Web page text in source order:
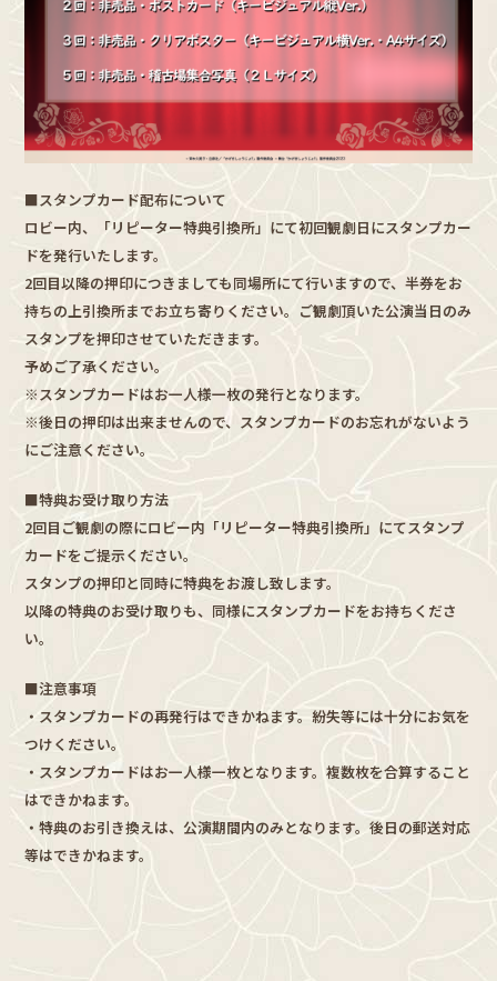
■スタンプカード配布について
ロビー内、「リピーター特典引換所」にて初回観劇日にスタンプカー
ドを発行いたします。
2回目以降の押印につきましても同場所にて行いますので、半券をお
持ちの上引換所までお立ち寄りください。ご観劇頂いた公演当日のみ
スタンプを押印させていただきます。
予めご了承ください。
※スタンプカードはお一人様一枚の発行となります。
※後日の押印は出来ませんので、スタンプカードのお忘れがないよう
にご注意ください。
■特典お受け取り方法
2回目ご観劇の際にロビー内「リピーター特典引換所」にてスタンプ
カードをご提示ください。
スタンプの押印と同時に特典をお渡し致します。
以降の特典のお受け取りも、同様にスタンプカードをお持ちくださ
い。
■注意事項
・スタンプカードの再発行はできかねます。紛失等には十分にお気を
つけください。
・スタンプカードはお一人様一枚となります。複数枚を合算すること
はできかねます。
・特典のお引き換えは、公演期間内のみとなります。後日の郵送対応
等はできかねます。